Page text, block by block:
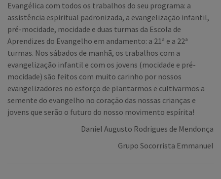
Evangélica com todos os trabalhos do seu programa: a
assistência espiritual padronizada, a evangelização infantil,
pré-mocidade, mocidade e duas turmas da Escola de
Aprendizes do Evangelho em andamento: a 21ª e a 22ª
turmas. Nos sábados de manhã, os trabalhos com a
evangelização infantil e com os jovens (mocidade e pré-
mocidade) são feitos com muito carinho por nossos
evangelizadores no esforço de plantarmos e cultivarmos a
semente do evangelho no coração das nossas crianças e
jovens que serão o futuro do nosso movimento espírita!
Daniel Augusto Rodrigues de Mendonça
Grupo Socorrista Emmanuel